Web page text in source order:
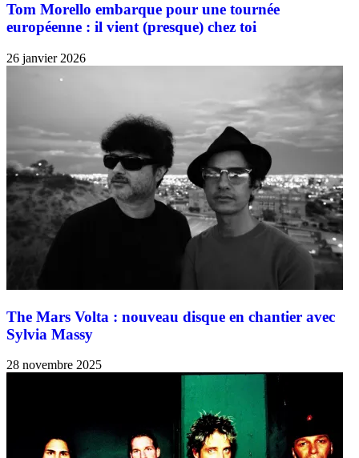
Tom Morello embarque pour une tournée
européenne : il vient (presque) chez toi
26 janvier 2026
The Mars Volta : nouveau disque en chantier avec
Sylvia Massy
28 novembre 2025